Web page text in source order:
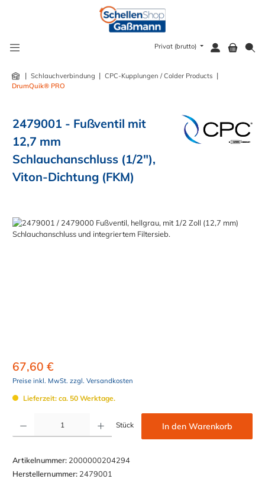
Privat (brutto)
| Schlauchverbindung | CPC-Kupplungen / Colder Products |
DrumQuik® PRO
2479001 - Fußventil mit
12,7 mm
Schlauchanschluss (1/2"),
Viton-Dichtung (FKM)
Bildergalerie überspringen
67,60 €
Preise inkl. MwSt. zzgl. Versandkosten
Lieferzeit: ca. 50 Werktage.
Stück In den Warenkorb
Artikelnummer: 2000000204294
Herstellernummer: 2479001